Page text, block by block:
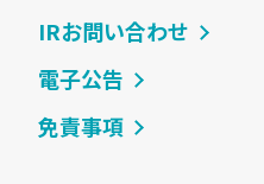
IRお問い合わせ
電子公告
免責事項